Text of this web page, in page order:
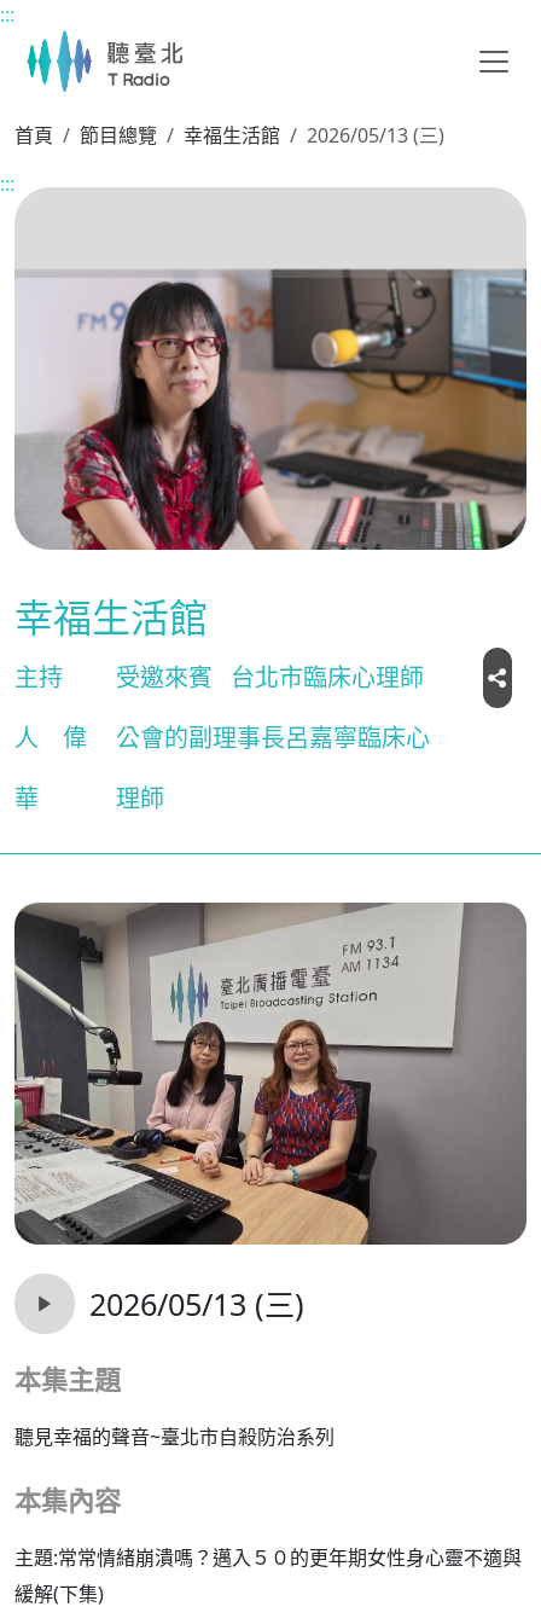
主要內容區塊
:::
首頁 節目總覽 幸福生活館
2026/05/13 (三)
:::
幸福生活館
主持
人
偉
華
受邀來賓
台北市臨床心理師
公會的副理事長呂嘉寧臨床心
理師
2026/05/13 (三)
本集主題
聽見幸福的聲音~臺北市自殺防治系列
本集內容
主題:常常情緒崩潰嗎？邁入５０的更年期女性身心靈不適與
緩解(下集)